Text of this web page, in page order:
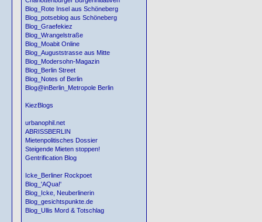
Blog_Rote Insel aus Schöneberg
Blog_potseblog aus Schöneberg
Blog_Graefekiez
Blog_Wrangelstraße
Blog_Moabit Online
Blog_Auguststrasse aus Mitte
Blog_Modersohn-Magazin
Blog_Berlin Street
Blog_Notes of Berlin
Blog@inBerlin_Metropole Berlin
KiezBlogs
urbanophil.net
ABRISSBERLIN
Mietenpolitisches Dossier
Steigende Mieten stoppen!
Gentrification Blog
Icke_Berliner Rockpoet
Blog_'AQua!'
Blog_Icke, Neuberlinerin
Blog_gesichtspunkte.de
Blog_Ullis Mord & Totschlag